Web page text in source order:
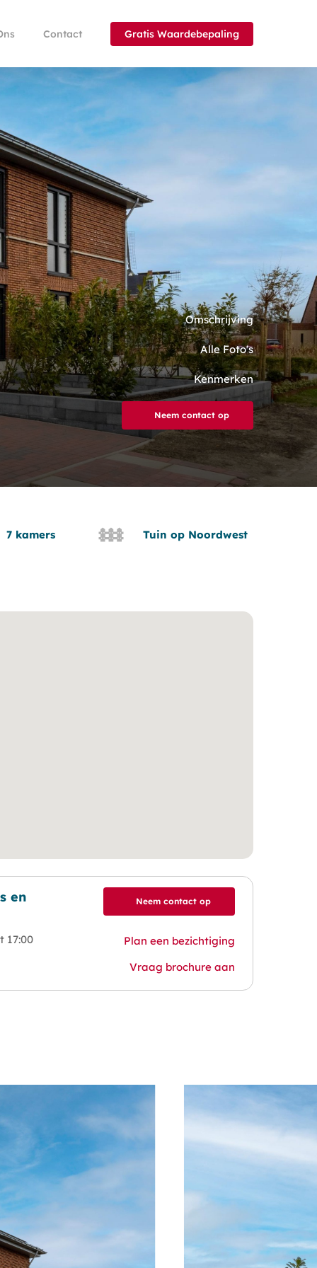
Contact Gratis Waardebepaling
Omschrijving
Alle Foto's
Kenmerken
Neem contact op
7 kamers Tuin op Noordwest
en
17:00
Neem contact op
Plan een bezichtiging
Vraag brochure aan